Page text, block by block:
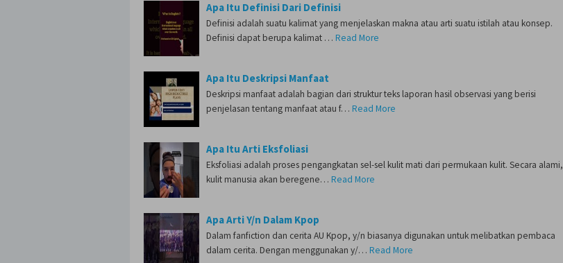
Apa Itu Definisi Dari Definisi
Definisi adalah suatu kalimat yang menjelaskan makna atau arti suatu istilah atau konsep.
Definisi dapat berupa kalimat … Read More
Apa Itu Deskripsi Manfaat
Deskripsi manfaat adalah bagian dari struktur teks laporan hasil observasi yang berisi
penjelasan tentang manfaat atau f… Read More
Apa Itu Arti Eksfoliasi
Eksfoliasi adalah proses pengangkatan sel-sel kulit mati dari permukaan kulit. Secara alami,
kulit manusia akan beregene… Read More
Apa Arti Y/n Dalam Kpop
Dalam fanfiction dan cerita AU Kpop, y/n biasanya digunakan untuk melibatkan pembaca
dalam cerita. Dengan menggunakan y/… Read More